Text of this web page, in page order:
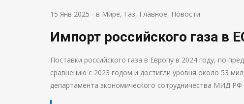
15 Янв 2025 - в Мире, Газ, Главное, Новости
Импорт российского газа в
Поставки российского газа в Европу в 2024 году, по
сравнению с 2023 годом и достигли уровня около 53
департамента экономического сотрудничества МИД РФ